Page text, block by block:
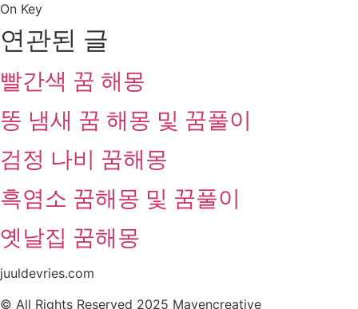
On Key
연관된 글
빨간색 꿈 해몽
똥 냄새 꿈 해몽 및 꿈풀이
검정 나비 꿈해몽
흑염소 꿈해몽 및 꿈풀이
옛날집 꿈해몽
juuldevries.com
© All Rights Reserved 2025 Mavencreative